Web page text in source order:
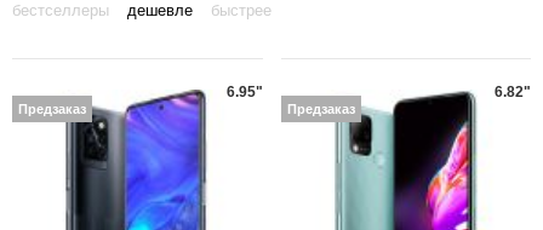
бестселлеры дешевле быстрее
6.95"
Предзаказ
6.82"
Предзаказ